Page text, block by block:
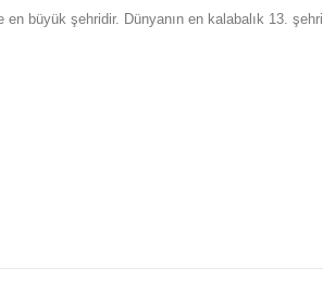
büyük şehridir. Dünyanın en kalabalık 13. şehri